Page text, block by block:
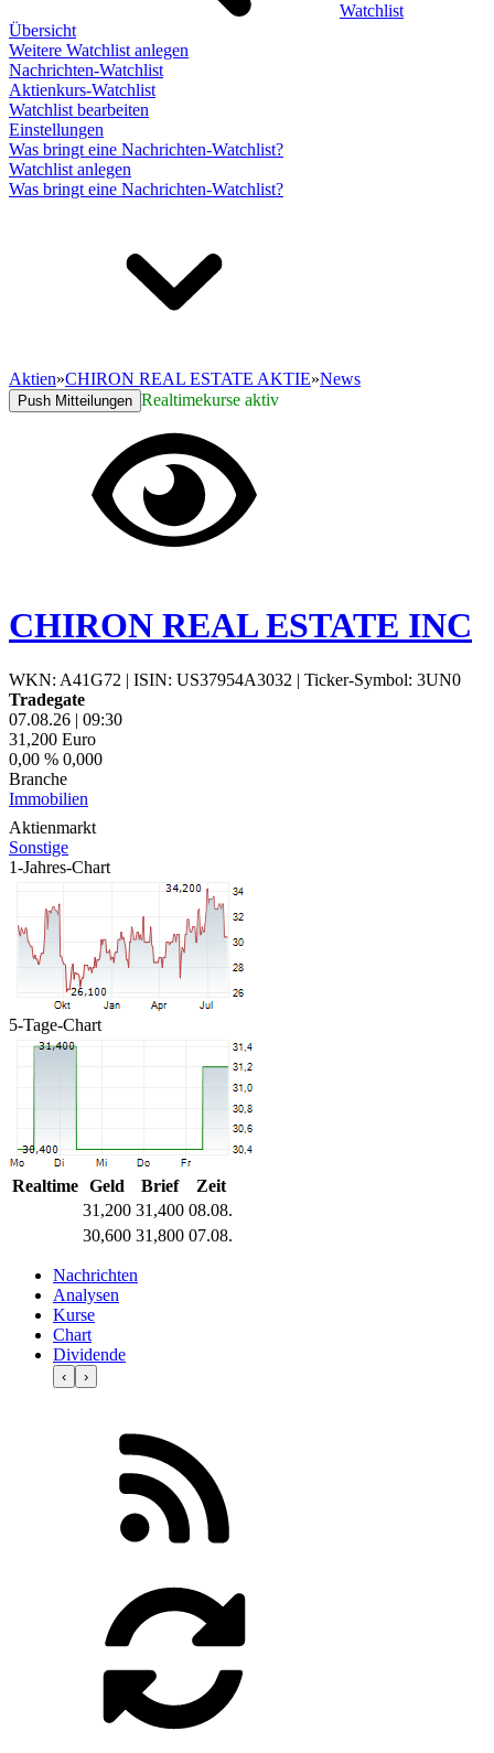
Watchlist
Übersicht
Weitere Watchlist anlegen
Nachrichten-Watchlist
Aktienkurs-Watchlist
Watchlist bearbeiten
Einstellungen
Was bringt eine Nachrichten-Watchlist?
Watchlist anlegen
Was bringt eine Nachrichten-Watchlist?
Aktien»CHIRON REAL ESTATE AKTIE»News
Push Mitteilungen Realtimekurse aktiv
CHIRON REAL ESTATE INC
WKN: A41G72 | ISIN: US37954A3032 | Ticker-Symbol: 3UN0
Tradegate
07.08.26 | 09:30
31,200 Euro
0,00 % 0,000
Branche
Immobilien
Aktienmarkt
Sonstige
1-Jahres-Chart
5-Tage-Chart
Realtime Geld Brief
Zeit
31,200 31,400 08.08.
30,600 31,800 07.08.
Nachrichten
Analysen
Kurse
Chart
Dividende
‹ ›